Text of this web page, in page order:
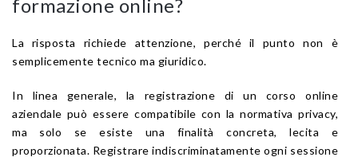
formazione online?
La risposta richiede attenzione, perché il punto non è
semplicemente tecnico ma giuridico.
In linea generale, la registrazione di un corso online
aziendale può essere compatibile con la normativa privacy,
ma solo se esiste una finalità concreta, lecita e
proporzionata. Registrare indiscriminatamente ogni sessione